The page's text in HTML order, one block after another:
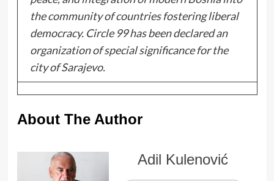
the community of countries fostering liberal
democracy. Circle 99 has been declared an
organization of special significance for the
city of Sarajevo.
About The Author
Adil Kulenović